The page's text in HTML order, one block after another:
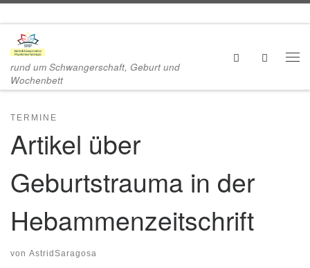
Zum Inhalt springen
rund um Schwangerschaft, Geburt und
Wochenbett
Search
TERMINE
Artikel über
Geburtstrauma in der
Hebammenzeitschrift
von AstridSaragosa